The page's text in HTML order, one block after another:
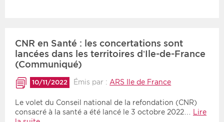
CNR en Santé : les concertations sont
lancées dans les territoires d’Ile-de-France
(Communiqué)
10/11/2022 Émis par : ARS Ile de France
Le volet du Conseil national de la refondation (CNR)
consacré à la santé a été lancé le 3 octobre 2022…
Lire